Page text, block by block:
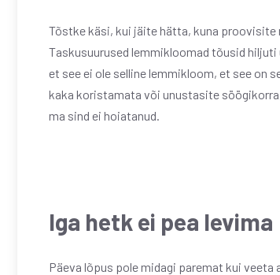
Tõstke käsi, kui jäite hätta, kuna
Taskusuurused lemmikloomad tõusid
et see ei ole selline lemmikloom, et see on
kaka koristamata või unustasite
ma sind ei hoiatanud.
Iga hetk ei pea levima
Päeva lõpus pole midagi paremat kui